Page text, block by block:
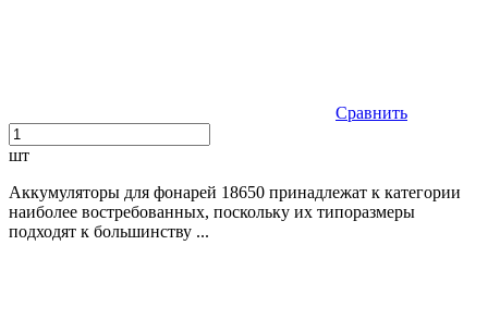
Сравнить
шт
Аккумуляторы для фонарей 18650 принадлежат к категории
наиболее востребованных, поскольку их типоразмеры
подходят к большинству ...